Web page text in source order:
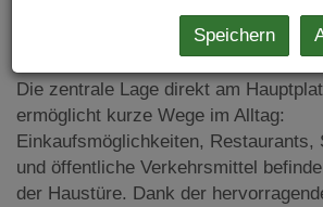
jeder Jahreszeit und bietet
Die zentrale Lage direkt am
ermöglicht kurze Wege im Alltag:
Einkaufsmöglichkeiten, Restaurants,
und öffentliche Verkehrsmittel
der Haustüre. Dank der
Speichern